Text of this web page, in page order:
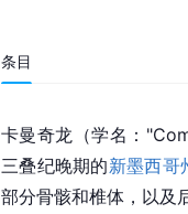
条目
卡曼奇龙（学名：
三叠纪晚期的新墨西哥
部分骨骸和椎体，以及